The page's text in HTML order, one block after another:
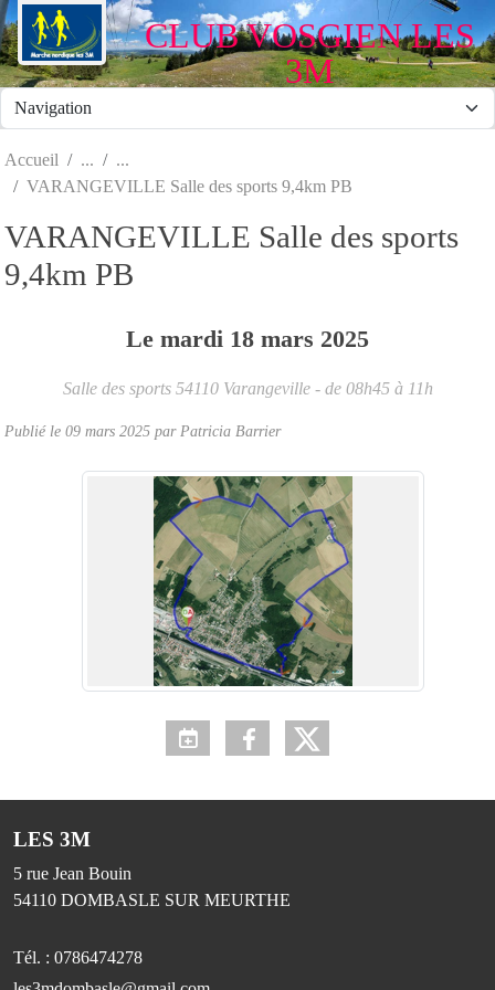
CLUB VOSGIEN LES
3M
Accueil
VARANGEVILLE Salle des sports 9,4km PB
VARANGEVILLE Salle des sports
9,4km PB
Le mardi 18 mars 2025
Salle des sports 54110 Varangeville - de 08h45 à 11h
Publié le 09 mars 2025 par Patricia Barrier
LES 3M
5 rue Jean Bouin
54110 DOMBASLE SUR MEURTHE
Tél. : 0786474278
Panneau de gestion des cookies